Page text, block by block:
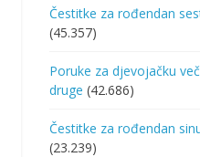
Čestitke za rođendan
(45.357)
Poruke za djevojačku
druge (42.686)
Čestitke za rođendan
(23.239)